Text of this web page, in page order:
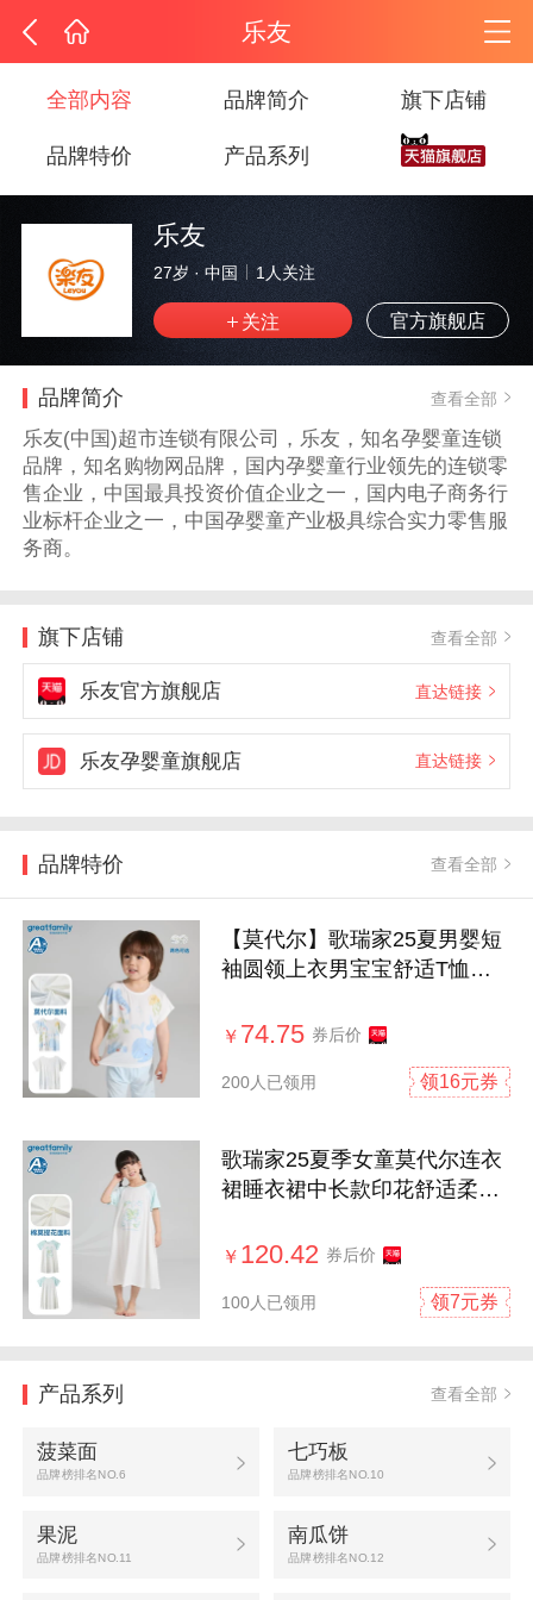
乐友
全部内容 品牌简介 旗下店铺
品牌特价 产品系列
乐友
27岁 · 中国 1 人关注
官方旗舰店
品牌简介 查看全部
乐友(中国)超市连锁有限公司，乐友，知名孕婴童连锁
品牌，知名购物网品牌，国内孕婴童行业领先的连锁零
售企业，中国最具投资价值企业之一，国内电子商务行
业标杆企业之一，中国孕婴童产业极具综合实力零售服
务商。
旗下店铺 查看全部
乐友官方旗舰店 直达链接
乐友孕婴童旗舰店 直达链接
品牌特价 查看全部
【莫代尔】歌瑞家25夏男婴短
袖圆领上衣男宝宝舒适T恤家
￥ 74.75 券后价
200人已领用 领16元券
歌瑞家25夏季女童莫代尔连衣
裙睡衣裙中长款印花舒适柔软
￥ 120.42 券后价
100人已领用 领7元券
产品系列 查看全部
菠菜面
品牌榜排名NO.6
七巧板
品牌榜排名NO.10
果泥
品牌榜排名NO.11
南瓜饼
品牌榜排名NO.12